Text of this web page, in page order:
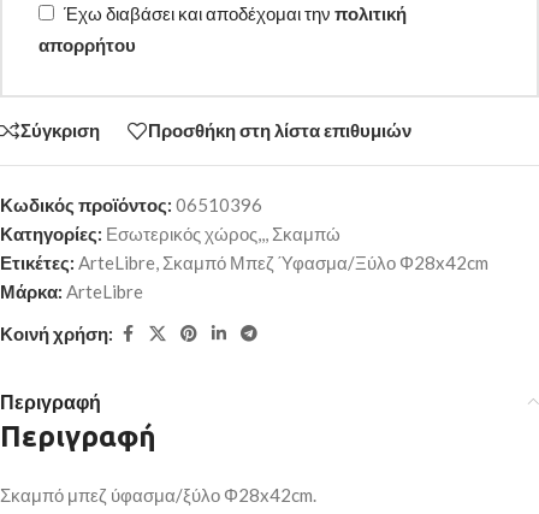
Έχω διαβάσει και αποδέχομαι την πολιτική
απορρήτου
Σύγκριση Προσθήκη στη λίστα επιθυμιών
Κωδικός προϊόντος: 06510396
Κατηγορίες: Εσωτερικός χώρος,,, Σκαμπώ
Ετικέτες: ArteLibre, Σκαμπό Μπεζ Ύφασμα/Ξύλο Φ28x42cm
Μάρκα: ArteLibre
Κοινή χρήση:
Περιγραφή
Περιγραφή
Σκαμπό μπεζ ύφασμα/ξύλο Φ28x42cm.